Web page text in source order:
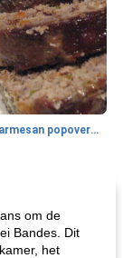
smakelijke parmesan popovers (gezonder!)
om de
Bandes. Dit
het